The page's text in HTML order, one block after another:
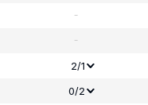
-
-
2/1
0/2